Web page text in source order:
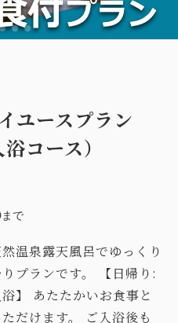
ユースプラン
コース）
で
温泉露天風呂でゆっくり
プランです。 【日帰り:
】 あたたかいお食事と
だけます。 ご入浴後も